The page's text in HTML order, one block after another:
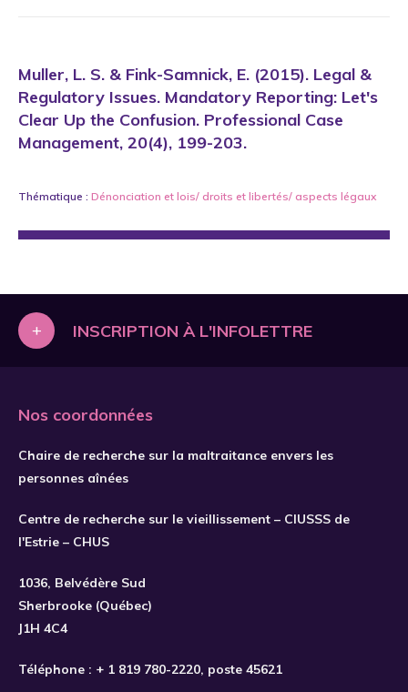
Muller, L. S. & Fink-Samnick, E. (2015). Legal &
Regulatory Issues. Mandatory Reporting: Let's
Clear Up the Confusion. Professional Case
Management, 20(4), 199-203.
Thématique : Dénonciation et lois/ droits et libertés/ aspects légaux
+ INSCRIPTION À L'INFOLETTRE
Nos coordonnées
Chaire de recherche sur la maltraitance envers les
personnes aînées
Centre de recherche sur le vieillissement – CIUSSS de
l'Estrie – CHUS
1036, Belvédère Sud
Sherbrooke (Québec)
J1H 4C4
Téléphone : + 1 819 780-2220, poste 45621